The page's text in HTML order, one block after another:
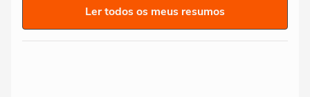
Ler todos os meus resumos